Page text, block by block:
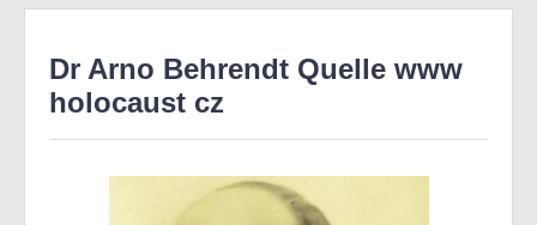
Dr Arno Behrendt Quelle www
holocaust cz